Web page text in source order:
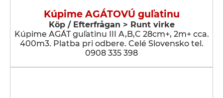
Kúpime AGÁTOVÚ guľatinu
Köp / Efterfrågan > Runt virke
Kúpime AGÁT guľatinu III A,B,C 28cm+, 2m+ cca.
400m3. Platba pri odbere. Celé Slovensko tel.
0908 335 398